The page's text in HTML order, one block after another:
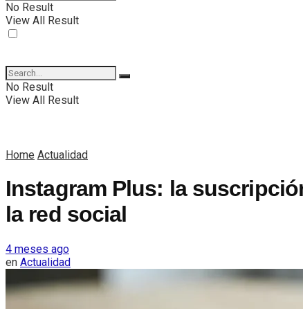
No Result
View All Result
No Result
View All Result
Home Actualidad
Instagram Plus: la
la red social
4 meses ago
en Actualidad